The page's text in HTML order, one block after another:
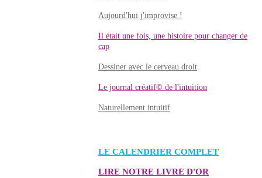
Aujourd'hui j'improvise !
Il était une fois, une histoire pour changer de
cap
Dessiner avec le cerveau droit
Le journal créatif© de l'intuition
Naturellement intuitif
LE CALENDRIER COMPLET
LIRE NOTRE LIVRE D'OR